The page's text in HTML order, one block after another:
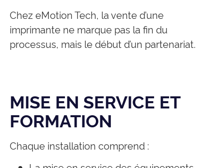
Chez eMotion Tech, la vente d’une
imprimante ne marque pas la fin du
processus, mais le début d’un partenariat.
MISE EN SERVICE ET
FORMATION
Chaque installation comprend :